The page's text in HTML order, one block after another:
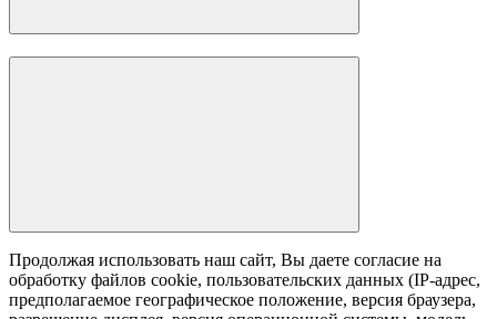
Продолжая использовать наш сайт, Вы даете согласие на
обработку файлов cookie, пользовательских данных (IP-адрес,
предполагаемое географическое положение, версия браузера,